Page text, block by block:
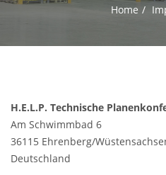
Home
H.E.L.P. Technische
Am Schwimmbad 6
36115 Ehrenberg/
Deutschland